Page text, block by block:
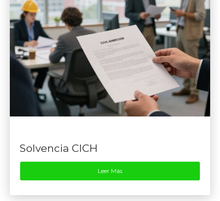
Solvencia CICH
Leer Más